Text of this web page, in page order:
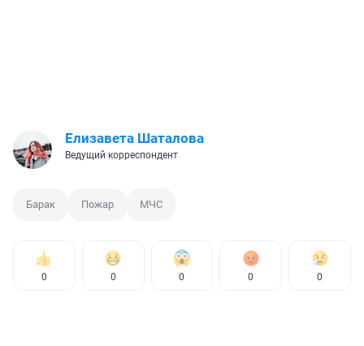
Елизавета Шаталова
Ведущий корреспондент
Барак Пожар МЧС
0 0 0 0 0